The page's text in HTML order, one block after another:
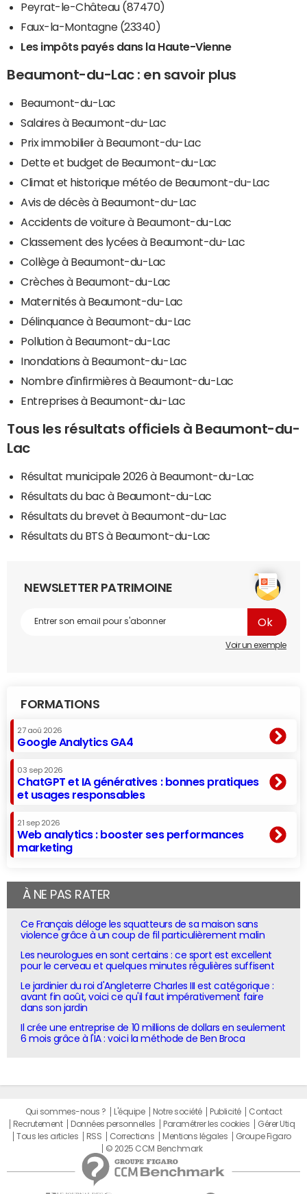
Peyrat-le-Château (87470)
Faux-la-Montagne (23340)
Les impôts payés dans la Haute-Vienne
Beaumont-du-Lac : en savoir plus
Beaumont-du-Lac
Salaires à Beaumont-du-Lac
Prix immobilier à Beaumont-du-Lac
Dette et budget de Beaumont-du-Lac
Climat et historique météo de Beaumont-du-Lac
Avis de décès à Beaumont-du-Lac
Accidents de voiture à Beaumont-du-Lac
Classement des lycées à Beaumont-du-Lac
Collège à Beaumont-du-Lac
Crèches à Beaumont-du-Lac
Maternités à Beaumont-du-Lac
Délinquance à Beaumont-du-Lac
Pollution à Beaumont-du-Lac
Inondations à Beaumont-du-Lac
Nombre d'infirmières à Beaumont-du-Lac
Entreprises à Beaumont-du-Lac
Tous les résultats officiels à Beaumont-du-
Lac
Résultat municipale 2026 à Beaumont-du-Lac
Résultats du bac à Beaumont-du-Lac
Résultats du brevet à Beaumont-du-Lac
Résultats du BTS à Beaumont-du-Lac
NEWSLETTER PATRIMOINE
Voir un exemple
FORMATIONS
27 aoû 2026
Google Analytics GA4
03 sep 2026
ChatGPT et IA génératives : bonnes pratiques
et usages responsables
21 sep 2026
Web analytics : booster ses performances
marketing
À NE PAS RATER
Ce Français déloge les squatteurs de sa maison sans
violence grâce à un coup de fil particulièrement malin
Les neurologues en sont certains : ce sport est excellent
pour le cerveau et quelques minutes régulières suffisent
Le jardinier du roi d'Angleterre Charles III est catégorique :
avant fin août, voici ce qu'il faut impérativement faire
dans son jardin
Il crée une entreprise de 10 millions de dollars en seulement
6 mois grâce à l'IA : voici la méthode de Ben Broca
Qui sommes-nous ? L'équipe Notre société Publicité
Contact
Recrutement
Données personnelles Paramétrer les cookies
Gérer Utiq
Tous les articles
RSS Corrections Mentions légales
Groupe Figaro
© 2025 CCM Benchmark